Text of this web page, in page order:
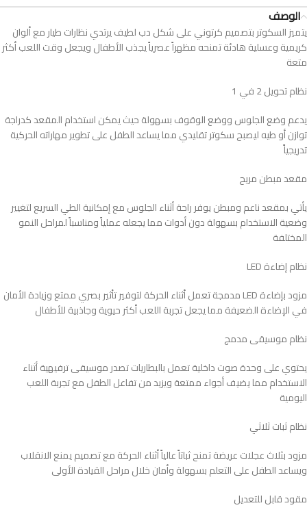
الوصف
يتميز السكوتر بتصميم كرتوني على شكل دب لطيف يرتدي نظارات طيار مع ألوان
كريمية وعسلية هادئة تمنحه مظهراً عصرياً يجذب الأطفال ويجعل وقت اللعب أكثر
متعة
نظام تحويل 2 في 1
يدعم وضع الجلوس ووضع الوقوف بسهولة حيث يمكن استخدام المقعد كدراجة
توازن أو طيه ليصبح سكوتر تقليدي مما يساعد الطفل على تطوير مهاراته الحركية
تدريجياً
مقعد مبطن مريح
يأتي بمقعد ناعم ومبطن يوفر راحة أثناء الجلوس مع إمكانية الطي السريع لتغيير
وضعية الاستخدام بسهولة دون أدوات مما يجعله عملياً ومناسباً لمراحل النمو
المختلفة
نظام إضاءة LED
مزود بإضاءة LED مدمجة تعمل أثناء الحركة لتوفير تأثير بصري ممتع وزيادة الأمان
في الإضاءة الضعيفة مما يجعل تجربة اللعب أكثر حيوية وجاذبية للأطفال
نظام موسيقى مدمج
يحتوي على وحدة صوت داخلية تعمل بالبطاريات تصدر موسيقى ترفيهية أثناء
الاستخدام مما يضيف أجواء ممتعة ويزيد من تفاعل الطفل مع تجربة اللعب
اليومية
نظام ثبات ثلاثي
مزود بثلاث عجلات عريضة تمنح ثباتاً عالياً أثناء الحركة مع تصميم يمنع الانقلاب
ويساعد الطفل على التعلم بسهولة وأمان خلال مراحل القيادة الأولى
مقود قابل للتعديل